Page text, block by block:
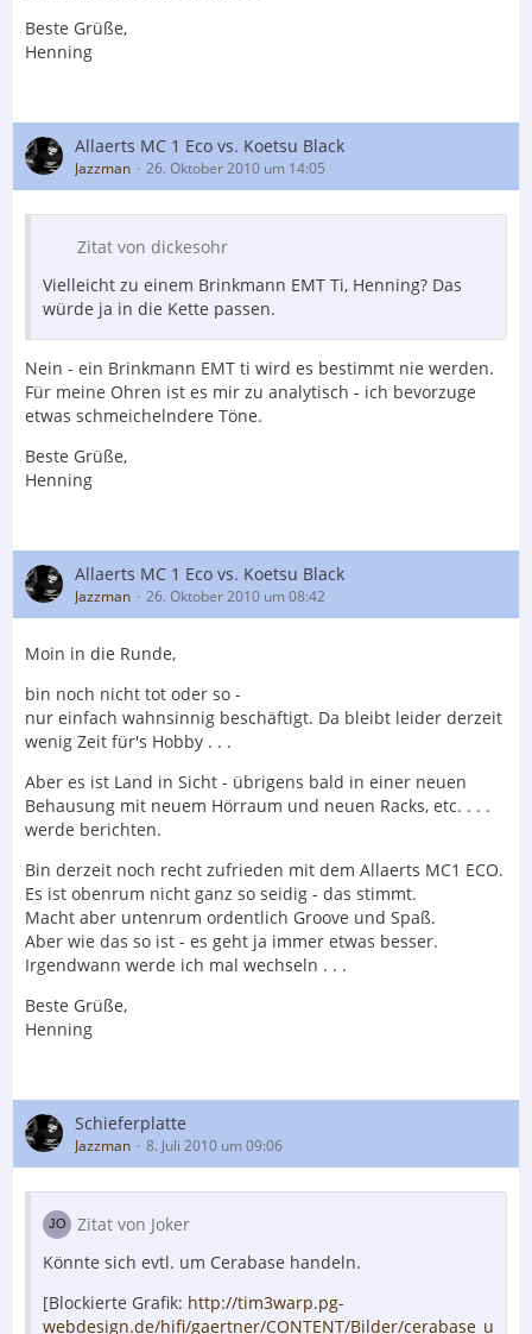
Beste Grüße,
Henning
Allaerts MC 1 Eco vs. Koetsu Black
Jazzman 26. Oktober 2010 um 14:05
Zitat von dickesohr
Vielleicht zu einem Brinkmann EMT Ti, Henning? Das
würde ja in die Kette passen.
Nein - ein Brinkmann EMT ti wird es bestimmt nie werden.
Für meine Ohren ist es mir zu analytisch - ich bevorzuge
etwas schmeichelndere Töne.
Beste Grüße,
Henning
Allaerts MC 1 Eco vs. Koetsu Black
Jazzman 26. Oktober 2010 um 08:42
Moin in die Runde,
bin noch nicht tot oder so -
nur einfach wahnsinnig beschäftigt. Da bleibt leider derzeit
wenig Zeit für's Hobby . . .
Aber es ist Land in Sicht - übrigens bald in einer neuen
Behausung mit neuem Hörraum und neuen Racks, etc. . . .
werde berichten.
Bin derzeit noch recht zufrieden mit dem Allaerts MC1 ECO.
Es ist obenrum nicht ganz so seidig - das stimmt.
Macht aber untenrum ordentlich Groove und Spaß.
Aber wie das so ist - es geht ja immer etwas besser.
Irgendwann werde ich mal wechseln . . .
Beste Grüße,
Henning
Schieferplatte
Jazzman 8. Juli 2010 um 09:06
Zitat von Joker
Könnte sich evtl. um Cerabase handeln.
[Blockierte Grafik: http://tim3warp.pg-
webdesign.de/hifi/gaertner/CONTENT/Bilder/cerabase_u